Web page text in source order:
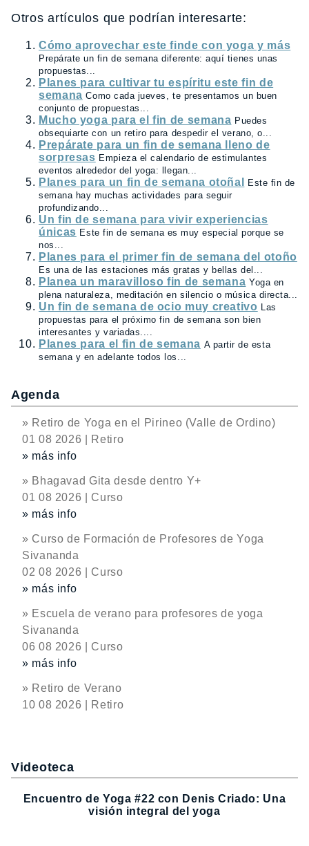
Otros artículos que podrían interesarte:
Cómo aprovechar este finde con yoga y más
Prepárate un fin de semana diferente: aquí tienes unas
propuestas...
Planes para cultivar tu espíritu este fin de
semana Como cada jueves, te presentamos un buen
conjunto de propuestas...
Mucho yoga para el fin de semana Puedes
obsequiarte con un retiro para despedir el verano, o...
Prepárate para un fin de semana lleno de
sorpresas Empieza el calendario de estimulantes
eventos alrededor del yoga: llegan...
Planes para un fin de semana otoñal
Este fin de
semana hay muchas actividades para seguir
profundizando...
Un fin de semana para vivir experiencias
únicas Este fin de semana es muy especial porque se
nos...
Planes para el primer fin de semana del otoño
Es una de las estaciones más gratas y bellas del...
Planea un maravilloso fin de semana Yoga en
plena naturaleza, meditación en silencio o música directa...
Un fin de semana de ocio muy creativo
Las
propuestas para el próximo fin de semana son bien
interesantes y variadas....
Planes para el fin de semana A partir de esta
semana y en adelante todos los...
Agenda
» Retiro de Yoga en el Pirineo (Valle de Ordino)
01 08 2026 | Retiro
» más info
» Bhagavad Gita desde dentro Y+
01 08 2026 | Curso
» más info
» Curso de Formación de Profesores de Yoga
Sivananda
02 08 2026 | Curso
» más info
» Escuela de verano para profesores de yoga
Sivananda
06 08 2026 | Curso
» más info
» Retiro de Verano
10 08 2026 | Retiro
Videoteca
Encuentro de Yoga #22 con Denis Criado: Una
visión integral del yoga